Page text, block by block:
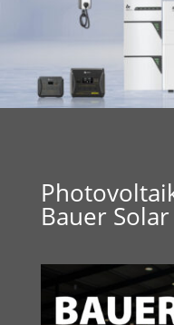
Bauer Solar